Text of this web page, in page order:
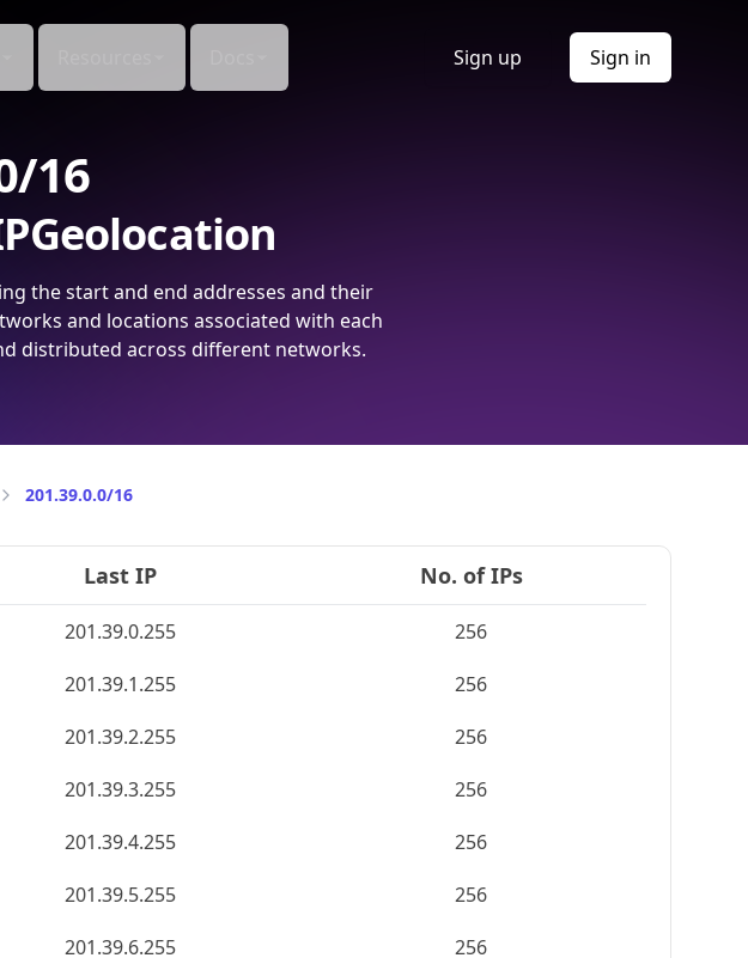
Sign up Sign in
16
the start and end addresses and their
and locations associated with each
distributed across different networks.
201.39.0.0/16
Last IP No. of IPs
201.39.0.255
256
201.39.1.255
256
201.39.2.255
256
201.39.3.255
256
201.39.4.255
256
201.39.5.255
256
201.39.6.255
256